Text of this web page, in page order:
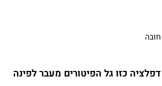
כזו גל הפיטורים מעבר לפינה